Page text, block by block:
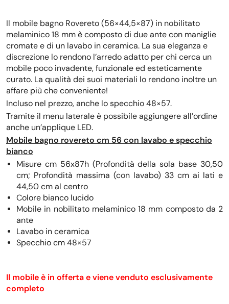
Il mobile bagno Rovereto (56×44,5×87) in nobilitato
melaminico 18 mm è composto di due ante con maniglie
cromate e di un lavabo in ceramica. La sua eleganza e
discrezione lo rendono l’arredo adatto per chi cerca un
mobile poco invadente, funzionale ed esteticamente
curato. La qualità dei suoi materiali lo rendono inoltre un
affare più che conveniente!
Incluso nel prezzo, anche lo specchio 48×57.
Tramite il menu laterale è possibile aggiungere all’ordine
anche un’applique LED.
Mobile bagno rovereto cm 56 con lavabo e specchio
bianco
Misure cm 56x87h (Profondità della sola base 30,50
cm; Profondità massima (con lavabo) 33 cm ai lati e
44,50 cm al centro
Colore bianco lucido
Mobile in nobilitato melaminico 18 mm composto da 2
ante
Lavabo in ceramica
Specchio cm 48×57
Il mobile è in offerta e viene venduto esclusivamente
completo